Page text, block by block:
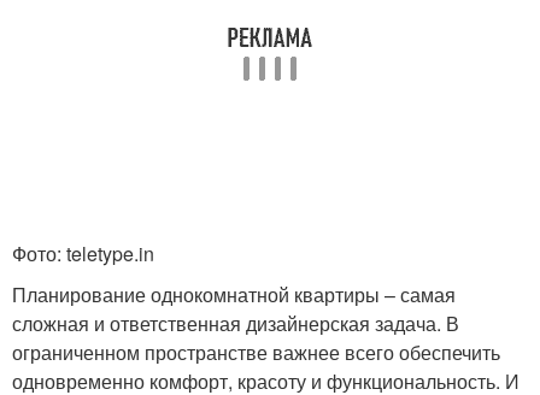
Фото: teletype.in
Планирование однокомнатной квартиры – самая
сложная и ответственная дизайнерская задача. В
ограниченном пространстве важнее всего обеспечить
одновременно комфорт, красоту и функциональность. И